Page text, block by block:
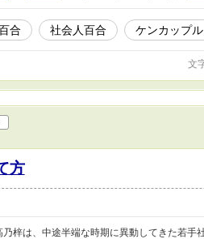
合 社会人百合 ケンカップル
文
方
乃梓は、中途半端な時期に異動してきた若手